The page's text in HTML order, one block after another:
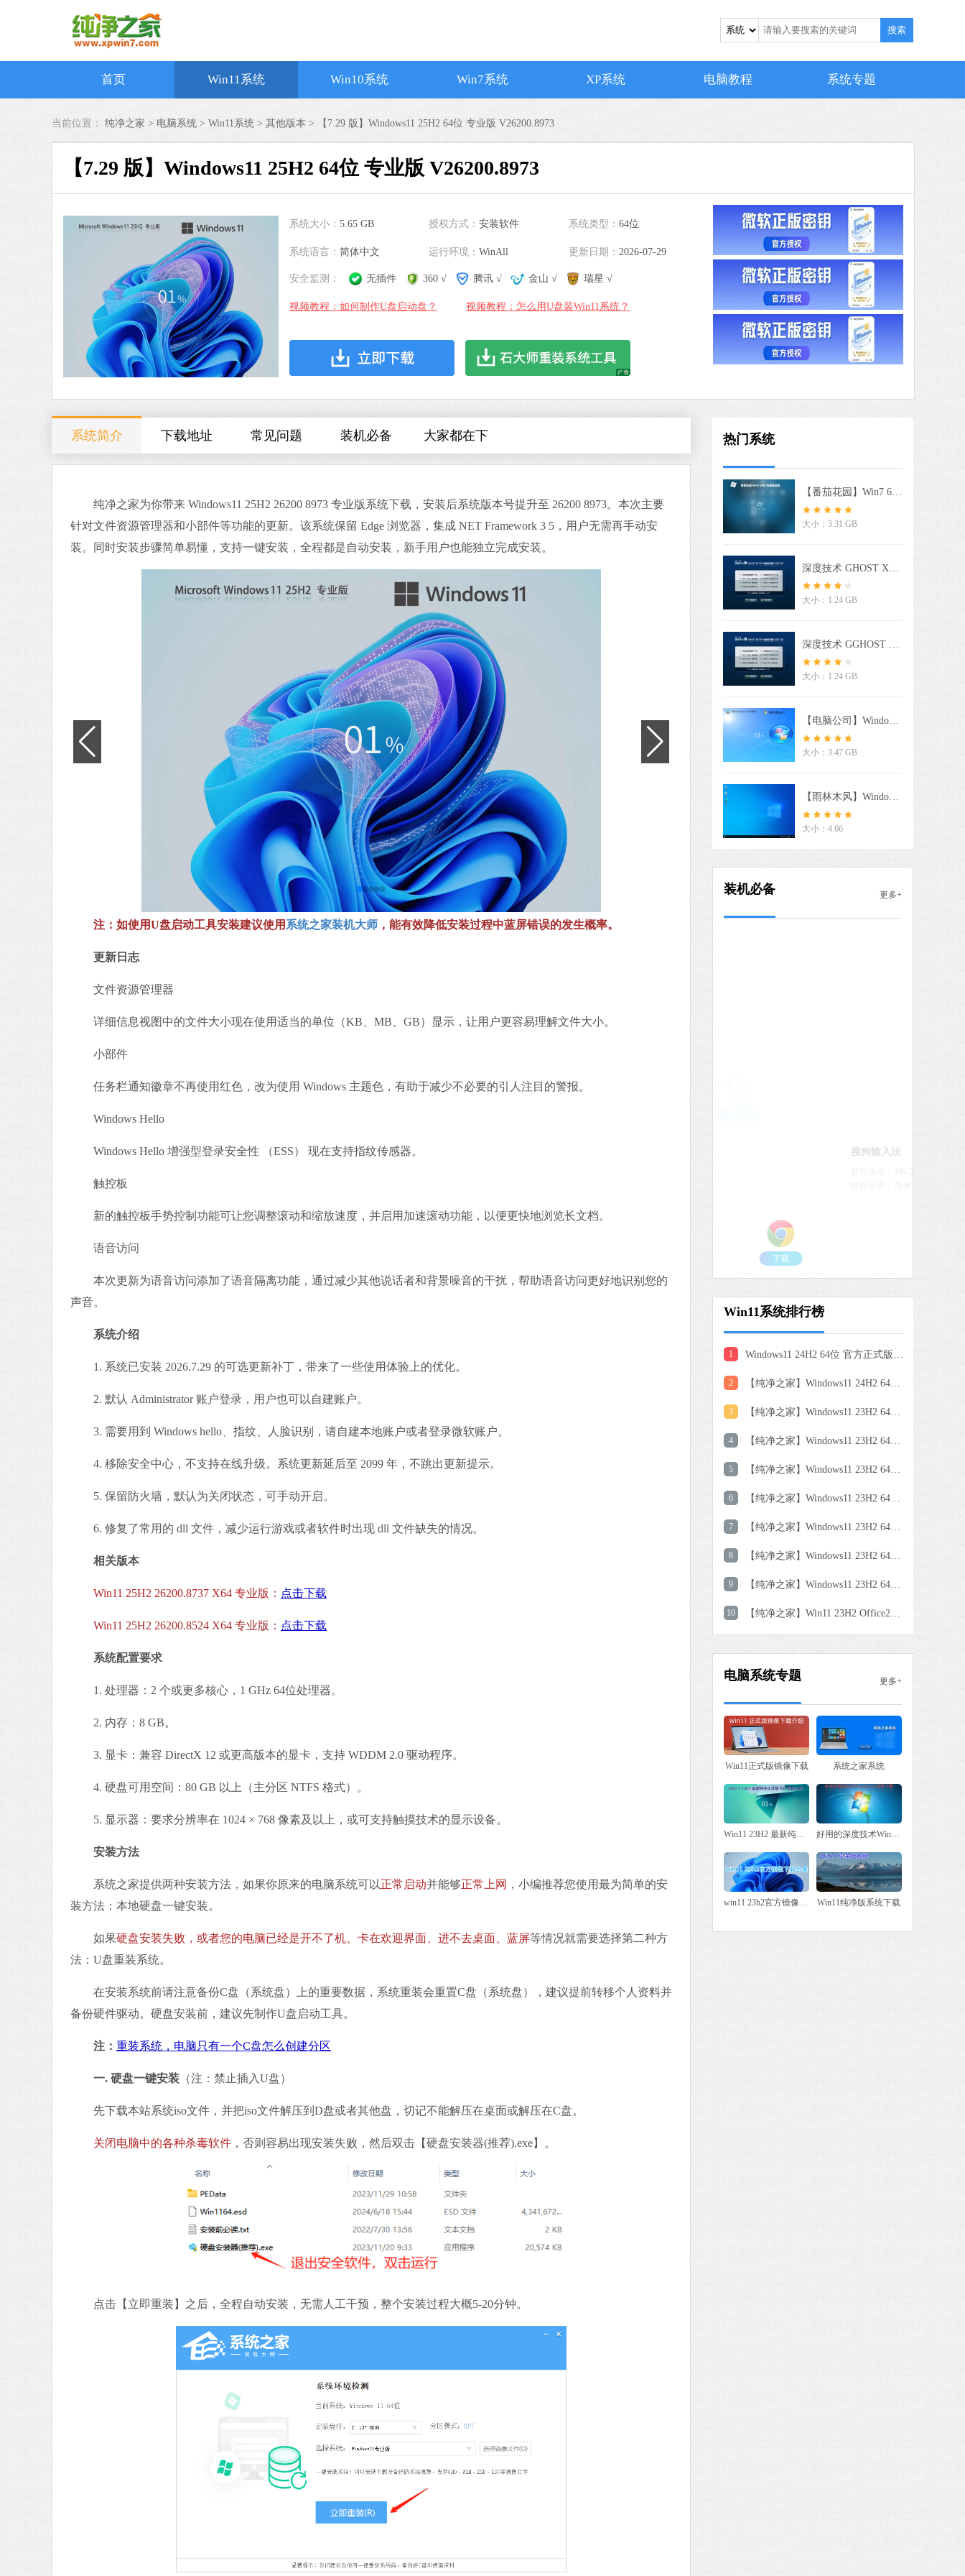
搜索
首页 Win11系统 Win10系统 Win7系统 XP系统 电脑教程 系统专题
当前位置： 纯净之家 > 电脑系统 > Win11系统 > 其他版本 > 【7.29 版】Windows11 25H2 64位 专业版 V26200.8973
【7.29 版】Windows11 25H2 64位 专业版 V26200.8973
系统大小： 5.65 GB 授权方式：安装软件 系统类型： 64位
系统语言： 简体中文 运行环境：WinAll 更新日期： 2026-07-29
安全监测： 无插件 360 √ 腾讯 √ 金山 √ 瑞星 √
视频教程：如何制作U盘启动盘？ 视频教程：怎么用U盘装Win11系统？
系统简介 下载地址 常见问题 装机必备 大家都在下
纯净之家为你带来 Windows11 25H2 26200 8973 专业版系统下载，安装后系统版本号提升至 26200 8973。本次主要
针对文件资源管理器和小部件等功能的更新。该系统保留 Edge 浏览器，集成 NET Framework 3 5，用户无需再手动安
装。同时安装步骤简单易懂，支持一键安装，全程都是自动安装，新手用户也能独立完成安装。
注：如使用U盘启动工具安装建议使用 系统之家装机大师 ，能有效降低安装过程中蓝屏错误的发生概率。
更新日志
文件资源管理器
详细信息视图中的文件大小现在使用适当的单位（KB、MB、GB）显示，让用户更容易理解文件大小。
小部件
任务栏通知徽章不再使用红色，改为使用 Windows 主题色，有助于减少不必要的引人注目的警报。
Windows Hello
Windows Hello 增强型登录安全性 （ESS） 现在支持指纹传感器。
触控板
新的触控板手势控制功能可让您调整滚动和缩放速度，并启用加速滚动功能，以便更快地浏览长文档。
语音访问
本次更新为语音访问添加了语音隔离功能，通过减少其他说话者和背景噪音的干扰，帮助语音访问更好地识别您的
声音。
系统介绍
1. 系统已安装 2026.7.29 的可选更新补丁，带来了一些使用体验上的优化。
2. 默认 Administrator 账户登录，用户也可以自建账户。
3. 需要用到 Windows hello、指纹、人脸识别，请自建本地账户或者登录微软账户。
4. 移除安全中心，不支持在线升级。系统更新延后至 2099 年，不跳出更新提示。
5. 保留防火墙，默认为关闭状态，可手动开启。
6. 修复了常用的 dll 文件，减少运行游戏或者软件时出现 dll 文件缺失的情况。
相关版本
Win11 25H2 26200.8737 X64 专业版： 点击下载
Win11 25H2 26200.8524 X64 专业版： 点击下载
系统配置要求
1. 处理器：2 个或更多核心，1 GHz 64位处理器。
2. 内存：8 GB。
3. 显卡：兼容 DirectX 12 或更高版本的显卡，支持 WDDM 2.0 驱动程序。
4. 硬盘可用空间：80 GB 以上（主分区 NTFS 格式）。
5. 显示器：要求分辨率在 1024 × 768 像素及以上，或可支持触摸技术的显示设备。
安装方法
系统之家提供两种安装方法，如果你原来的电脑系统可以正常启动并能够正常上网 ，小编推荐您使用最为简单的安
装方法：本地硬盘一键安装。
如果硬盘安装失败，或者您的电脑已经是开不了机、卡在欢迎界面、进不去桌面、蓝屏等情况就需要选择第二种方
法：U盘重装系统。
在安装系统前请注意备份C盘（系统盘）上的重要数据，系统重装会重置C盘（系统盘），建议提前转移个人资料并
备份硬件驱动。硬盘安装前，建议先制作U盘启动工具。
注： 重装系统，电脑只有一个C盘怎么创建分区
一. 硬盘一键安装 （注：禁止插入U盘）
先下载本站系统iso文件，并把iso文件解压到D盘或者其他盘，切记不能解压在桌面或解压在C盘。
关闭电脑中的各种杀毒软件 ，否则容易出现安装失败，然后双击【硬盘安装器(推荐).exe】。
点击【立即重装】之后，全程自动安装，无需人工干预，整个安装过程大概5-20分钟。
热门系统
【番茄花园】Win7 64位 快速稳定版
大小：3.31 GB
深度技术 GHOST XP SP3 电脑专用版 V2017.03
大小：1.24 GB
深度技术 GGHOST XP SP3 电脑专用版 V2017.02
大小：1.24 GB
【电脑公司】Windows7 64位 免费旗舰版
大小：3.47 GB
【雨林木风】Windows10 64位稳定版系统
大小：4.66
装机必备 更多+
下载
搜狗输入法
谷歌浏览器
微信
软件语言：简体中文
爱奇艺
软件大小：77.08 MB
软件语言：简体中文
哔哩哔哩
软件语言：简体中文
夸克浏览器
软件大小：18.76 MB
下载
驱动人生
软件大小：194.27 MB
软件语言：简体中文
搜狗输入法
下载
QQ浏览器
夸克浏览器
Win11系统排行榜
1 Windows11 24H2 64位 官方正式版 V26100.7462
2 【纯净之家】Windows11 24H2 64位 专业精简版
3 【纯净之家】Windows11 23H2 64位 纯净专业版
4 【纯净之家】Windows11 23H2 64位 专业工作站版
5 【纯净之家】Windows11 23H2 64位 游戏优化版
6 【纯净之家】Windows11 23H2 64位 中文家庭版
7 【纯净之家】Windows11 23H2 64位 企业版系统
8 【纯净之家】Windows11 23H2 64位 专业精简版
9 【纯净之家】Windows11 23H2 64位 纯净家庭版
10 【纯净之家】Win11 23H2 Office2007 专业办公版
电脑系统专题 更多+
Win11正式版镜像下载 系统之家系统
Win11 23H2 最新纯净正式版 ISO 镜像下载大全 好用的深度技术Win7系统下载
win11 23h2官方镜像下载合集 Win11纯净版系统下载